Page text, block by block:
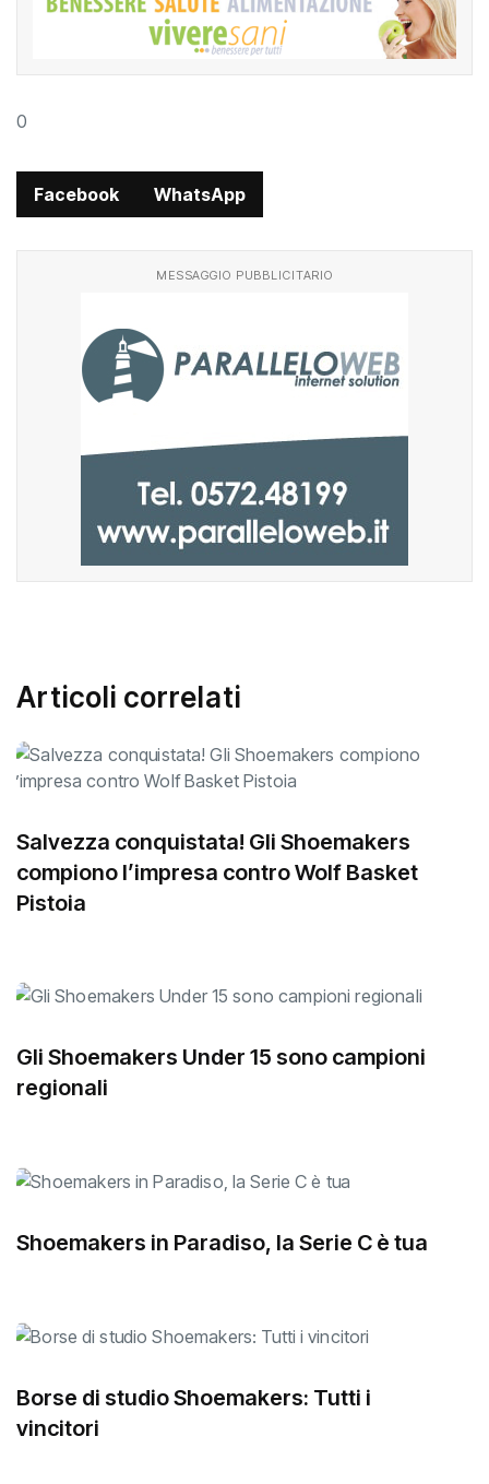
0
Facebook WhatsApp
MESSAGGIO PUBBLICITARIO
Articoli correlati
Salvezza conquistata! Gli Shoemakers
compiono l’impresa contro Wolf Basket
Pistoia
Gli Shoemakers Under 15 sono campioni
regionali
Shoemakers in Paradiso, la Serie C è tua
Borse di studio Shoemakers: Tutti i
vincitori